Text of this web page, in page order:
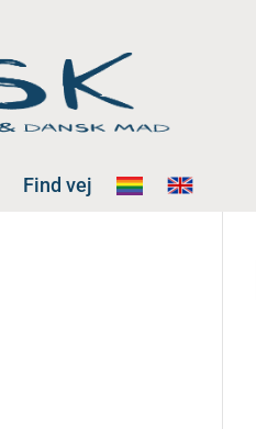
Find vej